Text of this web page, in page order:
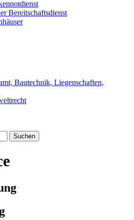
Bereitschaftsdienst
Bautechnik, Liegenschaften,
Suchen